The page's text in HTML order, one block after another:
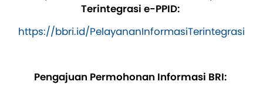
Terintegrasi e-PPID:
https://bbri.id/PelayananInformasiTerintegrasi
Pengajuan Permohonan Informasi BRI: